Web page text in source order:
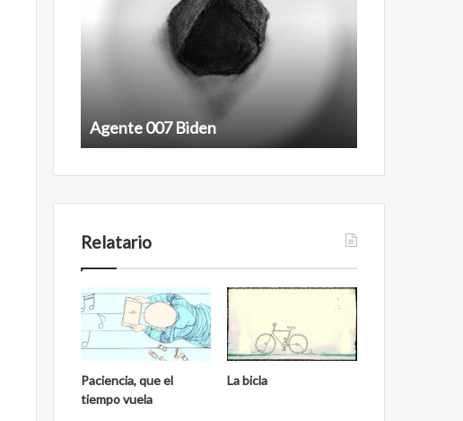
Agente 007 Biden
Relatario
Paciencia, que el
tiempo vuela
La bicla